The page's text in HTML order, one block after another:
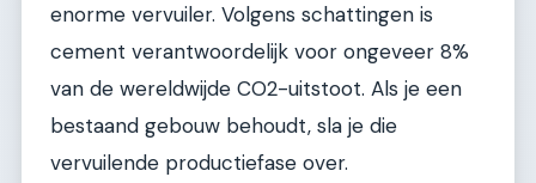
enorme vervuiler. Volgens schattingen is
cement verantwoordelijk voor ongeveer 8%
van de wereldwijde CO2-uitstoot. Als je een
bestaand gebouw behoudt, sla je die
vervuilende productiefase over.